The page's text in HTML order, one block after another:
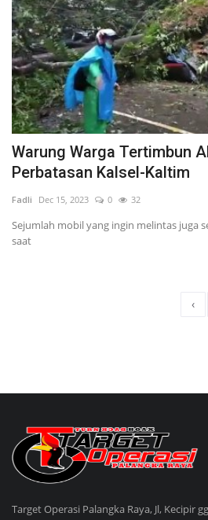
Warung Warga Tertimbun
Perbatasan Kalsel-Kaltim
Fadli Dec 15, 2023 0 32
Sejumlah mobil yang ingin melintas juga
saat
‹
Target Operasi Palangka Raya, Jl, Kecipir